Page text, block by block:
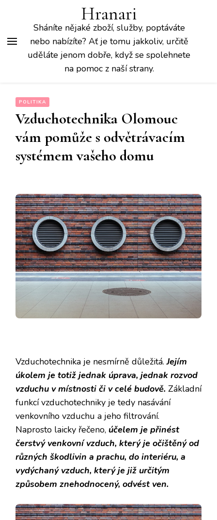
Hranari
Sháníte nějaké zboží, služby, poptáváte
nebo nabízíte? Ať je tomu jakkoliv, určitě
uděláte jenom dobře, když se spolehnete
na pomoc z naší strany.
POLITIKA
Vzduchotechnika Olomouc
vám pomůže s odvětrávacím
systémem vašeho domu
Vzduchotechnika je nesmírně důležitá.Jejím
úkolem je totiž jednak úprava, jednak rozvod
vzduchu v místnosti či v celé budově. Základní
funkcí vzduchotechniky je tedy nasávání
venkovního vzduchu a jeho filtrování.
Naprosto laicky řečeno, účelem je přinést
čerstvý venkovní vzduch, který je očištěný od
různých škodlivin a prachu, do interiéru, a
vydýchaný vzduch, který je již určitým
způsobem znehodnocený, odvést ven.